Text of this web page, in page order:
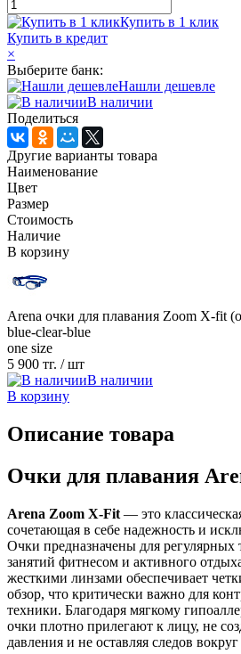
Купить в 1 клик
Купить в кредит
×
Выберите банк:
Нашли дешевле
В наличии
Поделиться
Другие варианты товара
Наименование
Цвет
Размер
Стоимость
Наличие
В корзину
Arena очки для плавания Zoom X-fit
blue-clear-blue
one size
5 900 тг. / шт
В наличии
В корзину
Описание товара
Очки для плавания
Arena Zoom X-Fit — это
сочетающая в себе надежность и
Очки предназначены для регулярных
занятий фитнесом и активного
жесткими линзами обеспечивает
обзор, что критически важно для
техники. Благодаря мягкому
очки плотно прилегают к лицу, не
давления и не оставляя следов вокруг